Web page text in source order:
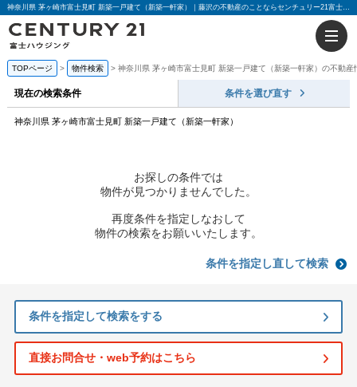
神奈川県 茅ヶ崎市富士見町 新築一戸建て（新築一軒家）｜藤沢の不動産のことならセンチュリー21富士ハウジング
TOPページ 物件検索 神奈川県 茅ヶ崎市富士見町 新築一戸建て（新築一軒家）の不動産
現在の検索条件 条件を選び直す
神奈川県 茅ヶ崎市富士見町 新築一戸建て（新築一軒家）
お探しの条件では
物件が見つかりませんでした。
再度条件を指定しなおして
物件の検索をお願いいたします。
条件を指定し直して検索
条件を指定して検索をする
直接お問合せ・web予約はこちら